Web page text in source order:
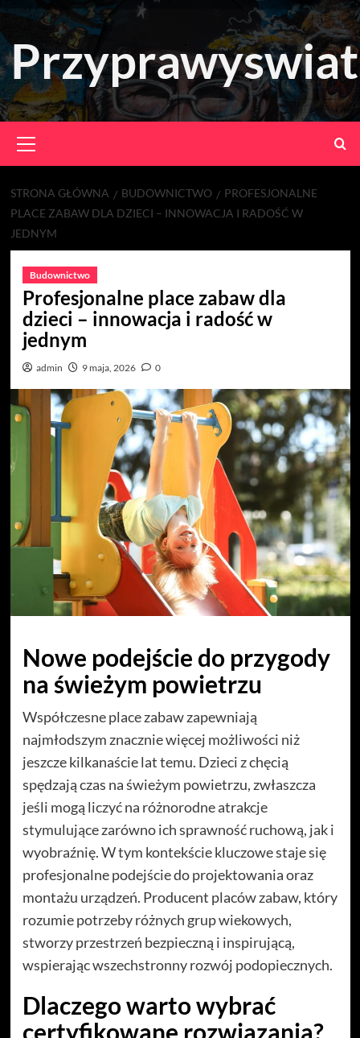
Skip
to
content
Menu
STRONA GŁÓWNA BUDOWNICTWO
PROFESJONALNE
PLACE ZABAW DLA DZIECI – INNOWACJA I RADOŚĆ W
JEDNYM
Budownictwo
Profesjonalne place zabaw dla
dzieci – innowacja i radość w
jednym
admin 9 maja, 2026 0
Nowe podejście do przygody
na świeżym powietrzu
Współczesne place zabaw zapewniają
najmłodszym znacznie więcej możliwości niż
jeszcze kilkanaście lat temu. Dzieci z chęcią
spędzają czas na świeżym powietrzu, zwłaszcza
jeśli mogą liczyć na różnorodne atrakcje
stymulujące zarówno ich sprawność ruchową, jak i
wyobraźnię. W tym kontekście kluczowe staje się
profesjonalne podejście do projektowania oraz
montażu urządzeń. Producent placów zabaw, który
rozumie potrzeby różnych grup wiekowych,
stworzy przestrzeń bezpieczną i inspirującą,
wspierając wszechstronny rozwój podopiecznych.
Dlaczego warto wybrać
certyfikowane rozwiązania?